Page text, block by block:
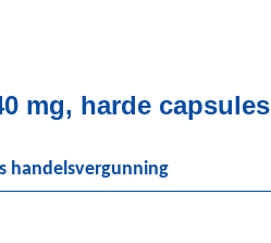
mg, harde capsules
handelsvergunning